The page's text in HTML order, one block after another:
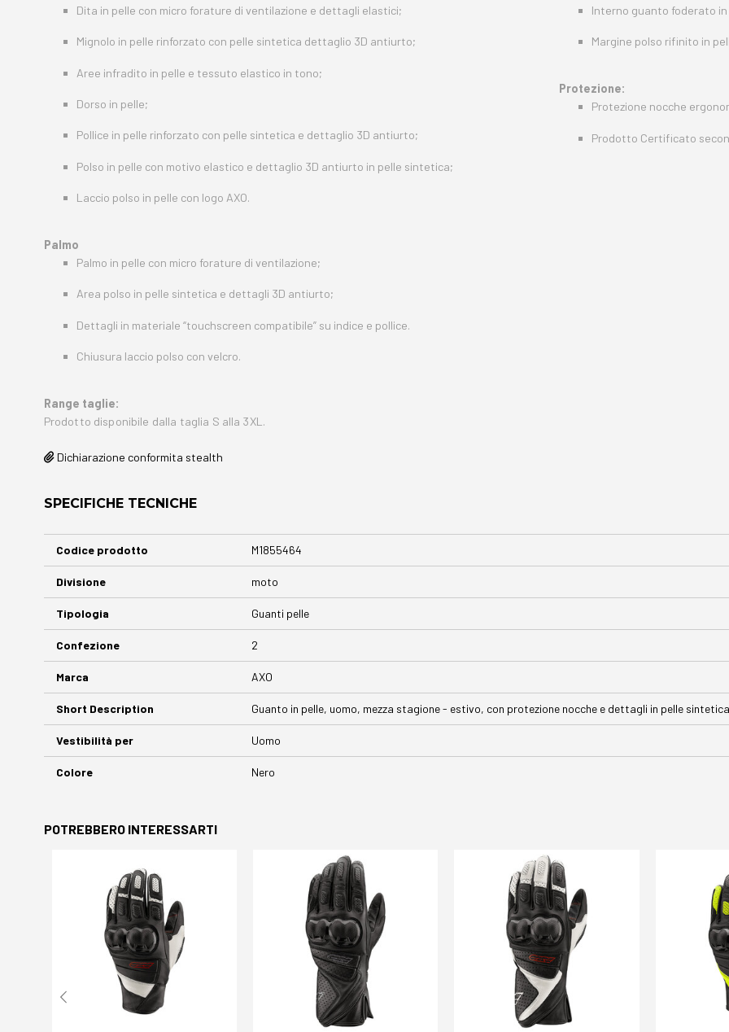
Dita in pelle con micro forature di ventilazione e dettagli elastici;
Mignolo in pelle rinforzato con pelle sintetica dettaglio 3D antiurto;
Aree infradito in pelle e tessuto elastico in tono;
Dorso in pelle;
Pollice in pelle rinforzato con pelle sintetica e dettaglio 3D antiurto;
Polso in pelle con motivo elastico e dettaglio 3D antiurto in pelle sintetica;
Laccio polso in pelle con logo AXO.
Palmo
Palmo in pelle con micro forature di ventilazione;
Area polso in pelle sintetica e dettagli 3D antiurto;
Dettagli in materiale “touchscreen compatibile” su indice e pollice.
Chiusura laccio polso con velcro.
Interno guanto foderato
Margine polso rifinito in
Protezione:
Protezione nocche
Prodotto Certificato
Range taglie:
Prodotto disponibile dalla taglia S alla 3XL.
Dichiarazione conformita stealth
SPECIFICHE TECNICHE
Maggiori
Informazioni
Codice prodotto M1855464
Divisione moto
Tipologia Guanti pelle
Confezione 2
Marca AXO
Short Description Guanto in pelle, uomo, mezza stagione - estivo, con protezione nocche e dettagli in pelle
Vestibilità per Uomo
Colore Nero
POTREBBERO INTERESSARTI